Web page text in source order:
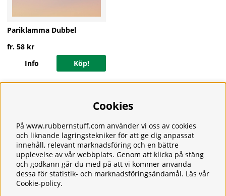
Pariklamma Dubbel
fr. 58 kr
Köp!
Info
Frakt
Integritetspolicy
Kontakt
Kundservice
Köpvillkor
Tjänster
Om oss
Cookies
På www.rubbernstuff.com använder vi oss av cookies
och liknande lagringstekniker för att ge dig anpassat
innehåll, relevant marknadsföring och en bättre
upplevelse av vår webbplats. Genom att klicka på stäng
och godkänn går du med på att vi kommer använda
dessa för statistik- och marknadsföringsändamål. Läs vår
Cookie-policy.